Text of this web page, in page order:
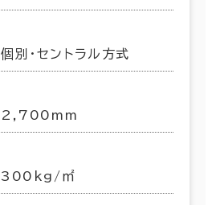
個別・セントラル方式
2,700mm
300kg/㎡